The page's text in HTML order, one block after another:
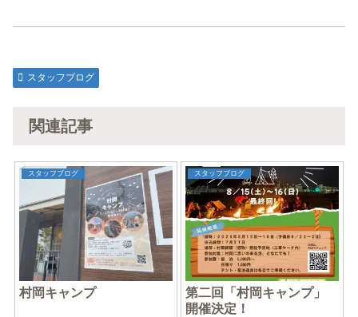
スタッフブログ
関連記事
スタッフブログ
村岡キャンプ
スタッフブログ
第二回「村岡キャンプ」
開催決定！